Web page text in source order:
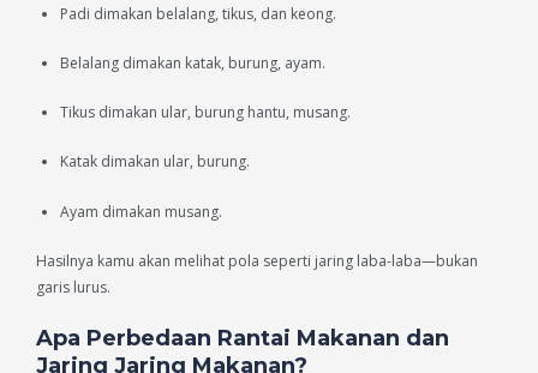
Padi dimakan belalang, tikus, dan keong.
Belalang dimakan katak, burung, ayam.
Tikus dimakan ular, burung hantu, musang.
Katak dimakan ular, burung.
Ayam dimakan musang.
Hasilnya kamu akan melihat pola seperti jaring laba-laba—bukan
garis lurus.
Apa Perbedaan Rantai Makanan dan
Jaring Jaring Makanan?